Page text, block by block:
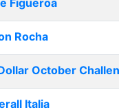
Figueroa
Rocha
October
Italia